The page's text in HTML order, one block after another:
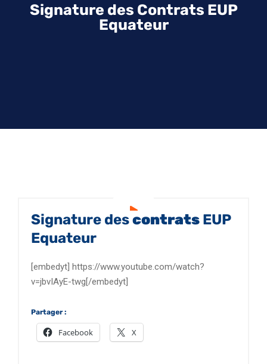
Signature des Contrats EUP
Equateur
Signature descontrats EUP
Equateur
[embedyt] https://www.youtube.com/watch?
v=jbvIAyE-twg[/embedyt]
Partager :
Facebook X